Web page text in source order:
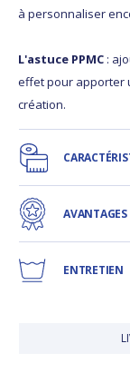
à personnaliser
L'astuce PPMC :
effet pour apporter
création.
AVANTAGES
ENTRETIEN